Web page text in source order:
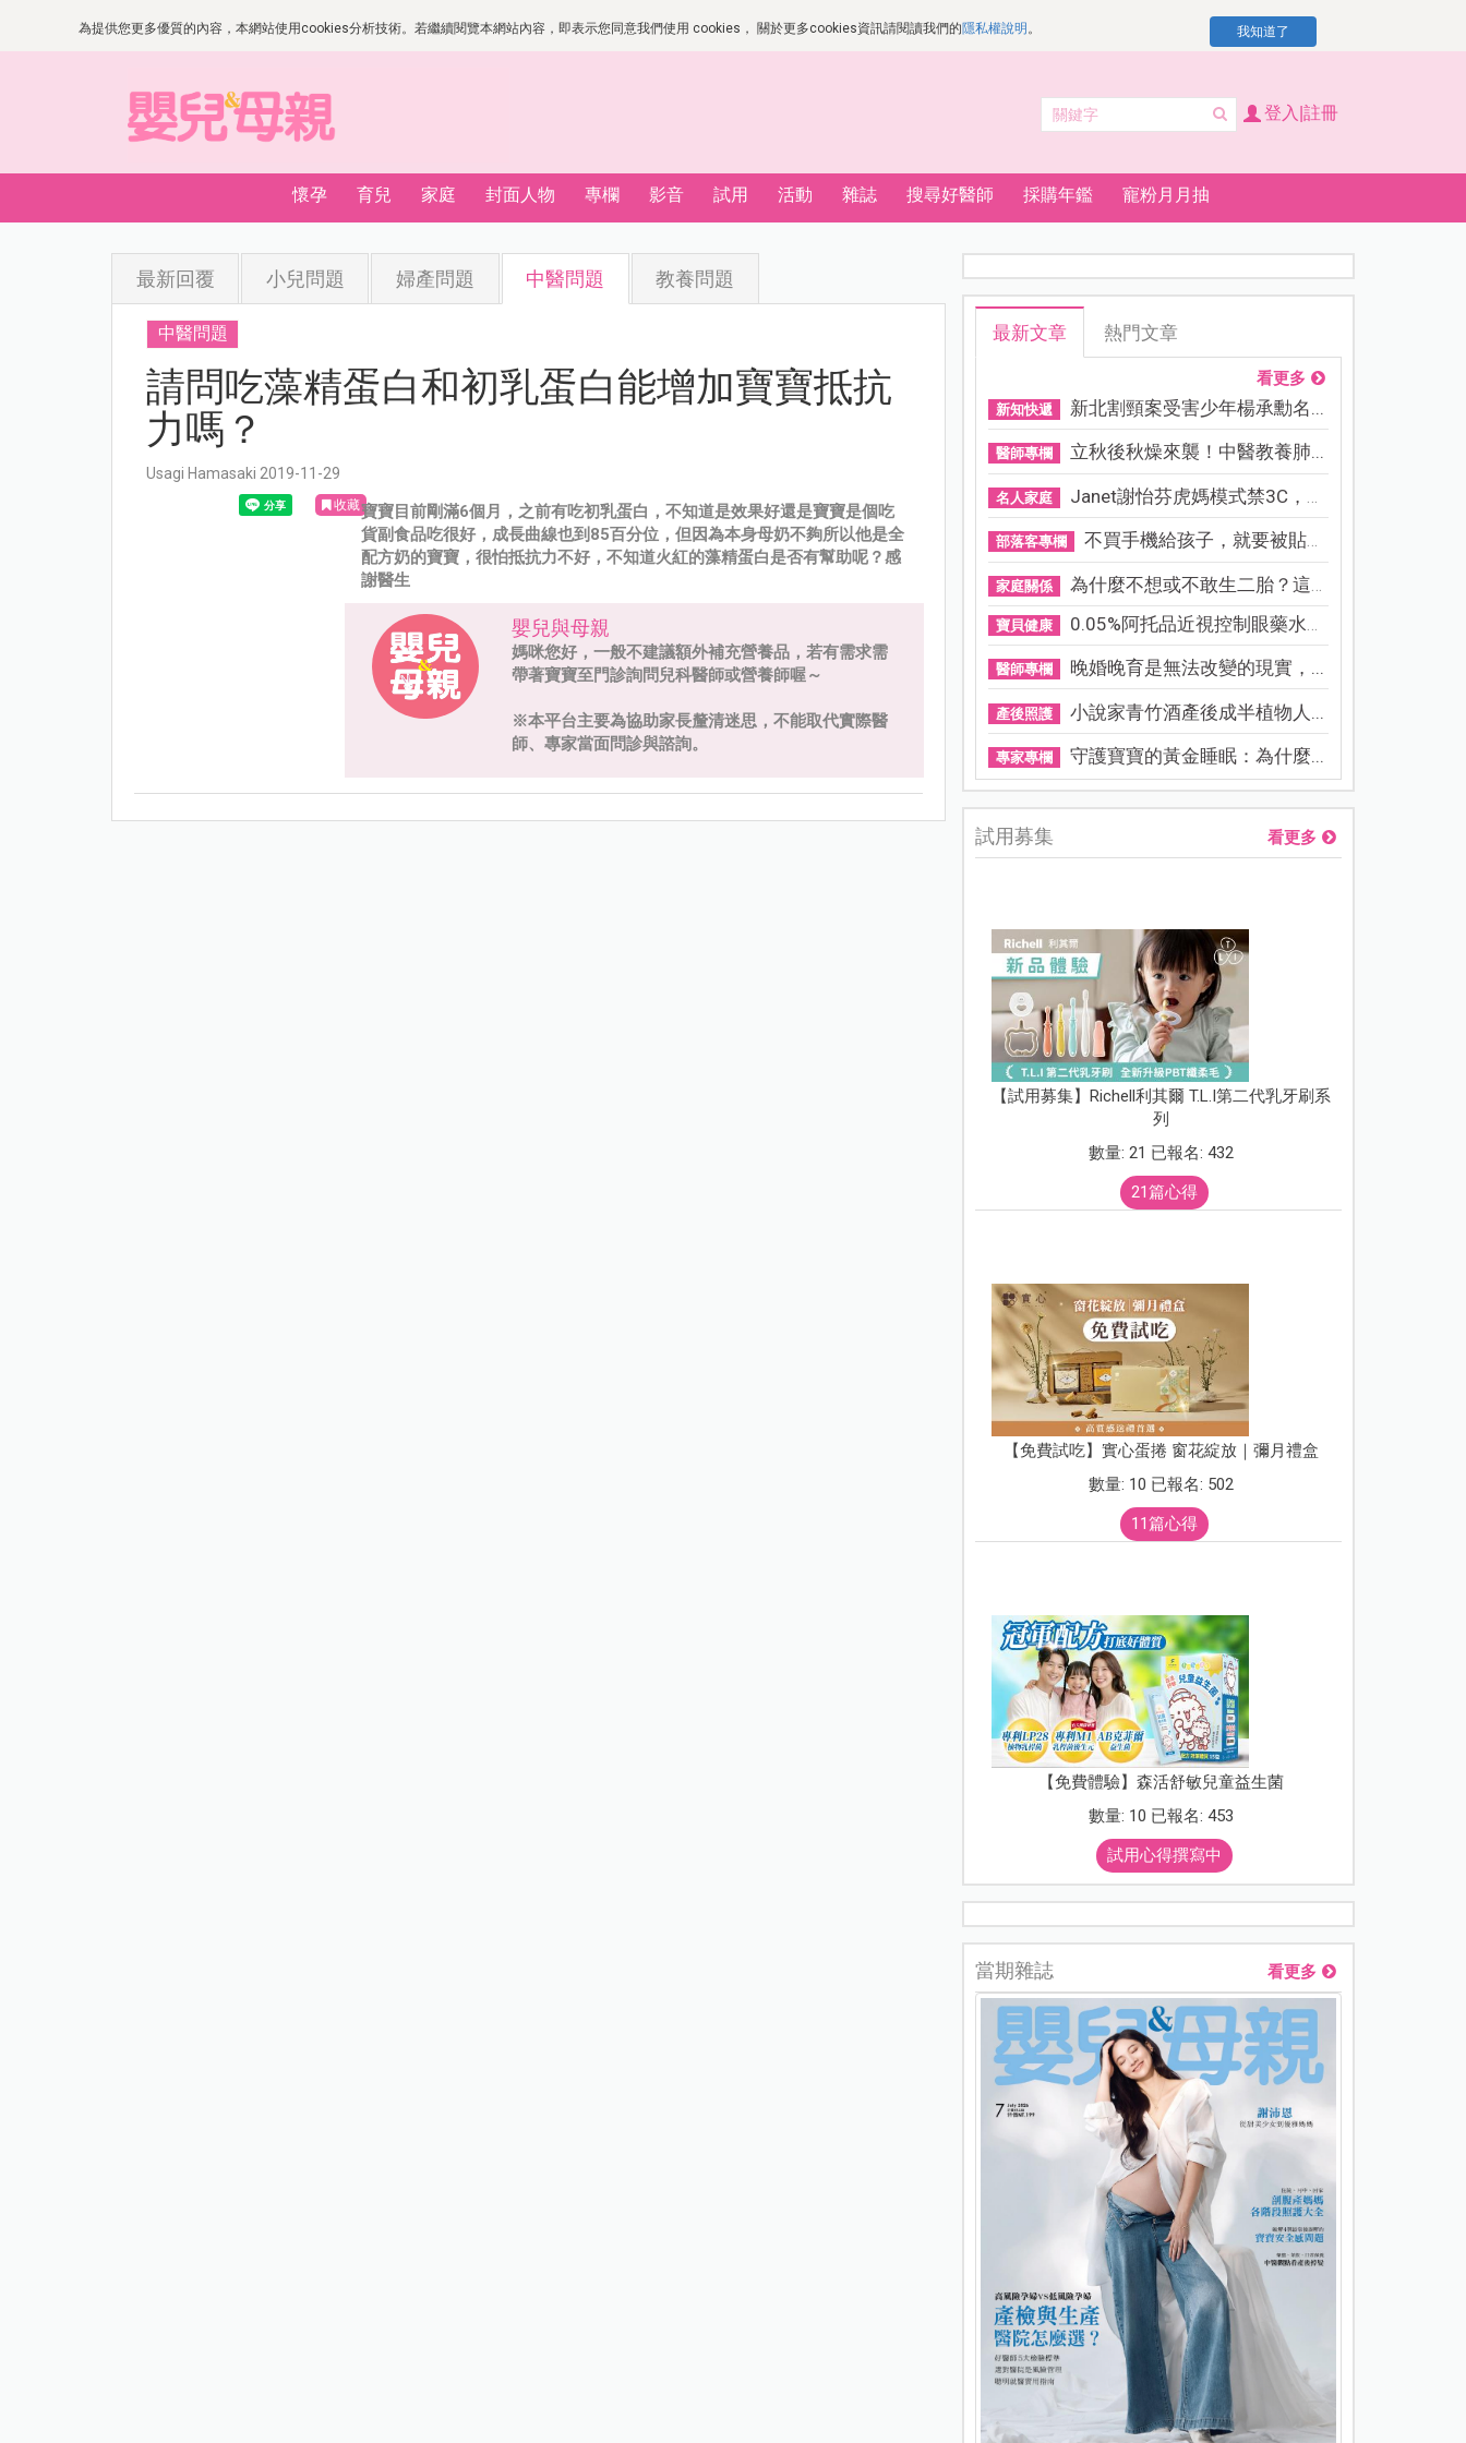
為提供您更多優質的內容，本網站使用cookies分析技術。若繼續閱覽本網站內容，即表示您同意我們使用 cookies， 關於更多cookies資訊請閱讀我們的隱私權說明 。 我知道了
登入|註冊
懷孕 育兒 家庭 封面人物 專欄 影音 試用 活動 雜誌 搜尋好醫師 採購年鑑 寵粉月月抽
最新回覆 小兒問題 婦產問題 中醫問題 教養問題
中醫問題
請問吃藻精蛋白和初乳蛋白能增加寶寶抵抗
力嗎？
Usagi Hamasaki 2019-11-29
收藏寶寶目前剛滿6個月，之前有吃初乳蛋白，不知道是效果好還是寶寶是個吃
貨副食品吃很好，成長曲線也到85百分位，但因為本身母奶不夠所以他是全
配方奶的寶寶，很怕抵抗力不好，不知道火紅的藻精蛋白是否有幫助呢？感
謝醫生
嬰兒與母親
媽咪您好，一般不建議額外補充營養品，若有需求需
帶著寶寶至門診詢問兒科醫師或營養師喔～
※本平台主要為協助家長釐清迷思，不能取代實際醫
師、專家當面問診與諮詢。
最新文章 熱門文章
看更多
新知快遞 新北割頸案受害少年楊承勳名...
醫師專欄 立秋後秋燥來襲！中醫教養肺...
名人家庭 Janet謝怡芬虎媽模式禁3C，看...
部落客專欄 不買手機給孩子，就要被貼「...
家庭關係 為什麼不想或不敢生二胎？這8...
寶貝健康 0.05%阿托品近視控制眼藥水納...
醫師專欄 晚婚晚育是無法改變的現實，...
產後照護 小說家青竹酒產後成半植物人...
專家專欄 守護寶寶的黃金睡眠：為什麼...
試用募集 看更多
【試用募集】Richell利其爾 T.L.I第二代乳牙刷系
列
數量: 21 已報名: 432
21篇心得
【免費試吃】實心蛋捲 窗花綻放｜彌月禮盒
數量: 10 已報名: 502
11篇心得
【免費體驗】森活舒敏兒童益生菌
數量: 10 已報名: 453
試用心得撰寫中
當期雜誌 看更多